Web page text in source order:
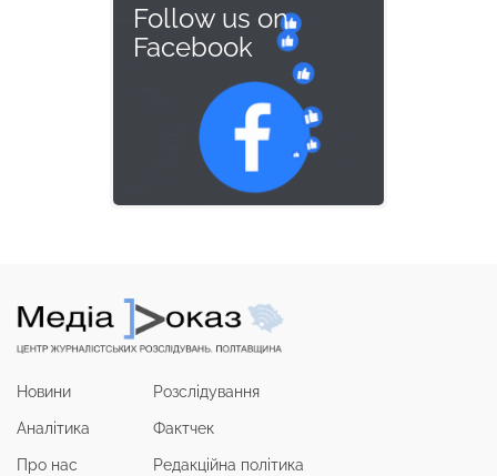
Follow us on
Facebook
Новини
Аналітика
Про нас
Розслідування
Фактчек
Редакційна політика